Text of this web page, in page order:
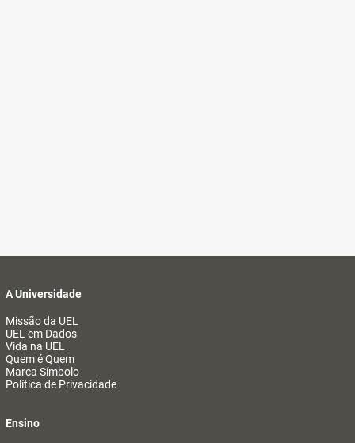
A Universidade
Missão da UEL
UEL em Dados
Vida na UEL
Quem é Quem
Marca Símbolo
Política de Privacidade
Ensino